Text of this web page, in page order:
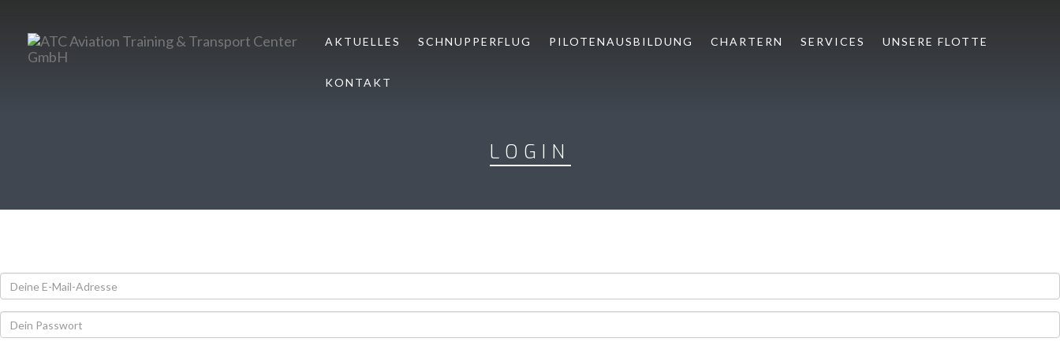
AKTUELLES SCHNUPPERFLUG PILOTENAUSBILDUNG CHARTERN SERVICES UNSERE FLOTTE
KONTAKT
LOGIN